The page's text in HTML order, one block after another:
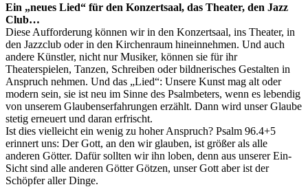
Ein „neues Lied“ für den Konzertsaal, das Theater, den Jazz
Club…
Diese Aufforderung können wir in den Konzertsaal, ins Theater, in
den Jazzclub oder in den Kirchenraum hineinnehmen. Und auch
andere Künstler, nicht nur Musiker, können sie für ihr
Theaterspielen, Tanzen, Schreiben oder bildnerisches Gestalten in
Anspruch nehmen. Und das „Lied“: Unsere Kunst mag alt oder
modern sein, sie ist neu im Sinne des Psalmbeters, wenn es lebendig
von unserem Glaubenserfahrungen erzählt. Dann wird unser Glaube
stetig erneuert und daran erfrischt.
Ist dies vielleicht ein wenig zu hoher Anspruch? Psalm 96.4+5
erinnert uns: Der Gott, an den wir glauben, ist größer als alle
anderen Götter. Dafür sollten wir ihn loben, denn aus unserer Ein-
Sicht sind alle anderen Götter Götzen, unser Gott aber ist der
Schöpfer aller Dinge.